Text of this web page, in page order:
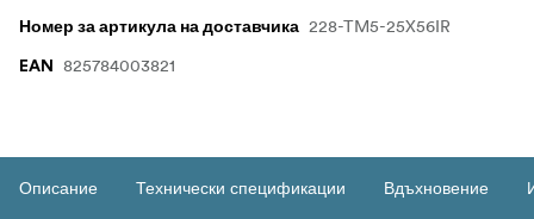
Номер за артикула на доставчика 228-TM5-25X56IR
EAN 825784003821
Описание Технически спецификации Вдъхновение